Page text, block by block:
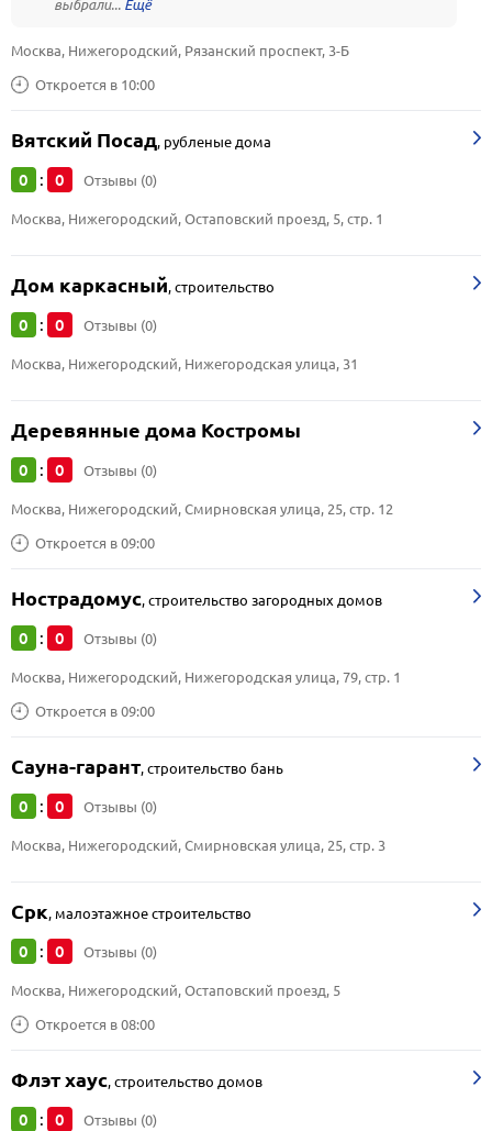
выбрали...
Откроется в 10:00
Москва, Нижегородский, Рязанский проспект, 3-Б
Вятский Посад, рубленые дома
0 : 0 Отзывы (0)
Москва, Нижегородский, Остаповский проезд, 5, стр. 1
Дом каркасный,строительство
0 : 0 Отзывы (0)
Москва, Нижегородский, Нижегородская улица, 31
Деревянные дома Костромы
0 : 0 Отзывы (0)
Откроется в 09:00
Москва, Нижегородский, Смирновская улица, 25, стр. 12
Нострадомус,строительство загородных домов
0 : 0 Отзывы (0)
Откроется в 09:00
Москва, Нижегородский, Нижегородская улица, 79, стр. 1
Сауна-гарант,строительство бань
0 : 0 Отзывы (0)
Москва, Нижегородский, Смирновская улица, 25, стр. 3
Срк, малоэтажное строительство
0 : 0 Отзывы (0)
Откроется в 08:00
Москва, Нижегородский, Остаповский проезд, 5
Флэт хаус,строительство домов
0 : 0 Отзывы (0)